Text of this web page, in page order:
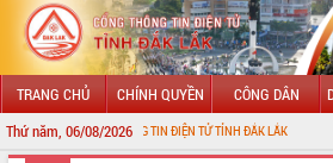
TRANG CHỦ CHÍNH QUYỀN CÔNG DÂN
Thứ năm, 06/08/2026
THÔNG TIN ĐIỆN TỬ TỈNH ĐẮK LẮK